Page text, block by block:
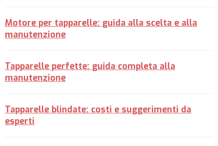
Motore per tapparelle: guida alla scelta e alla
manutenzione
Tapparelle perfette: guida completa alla
manutenzione
Tapparelle blindate: costi e suggerimenti da
esperti